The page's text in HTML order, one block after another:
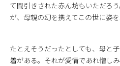
て間引きされた赤ん坊もいただろ
が、母親の幻を携えてこの世に姿
たとえそうだったとしても、母と
着がある。それが愛情であれ憎し